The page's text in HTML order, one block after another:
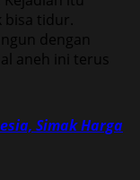
bisa tidur.
dengan
aneh ini terus
Simak Harga